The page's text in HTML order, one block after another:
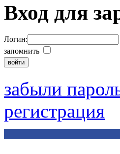
Вход для
Логин:
запомнить
забыли
регистрация